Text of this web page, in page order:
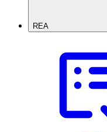
REA